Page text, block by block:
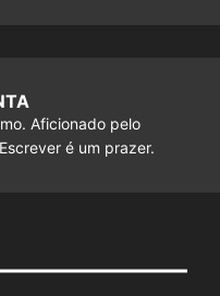
Aficionado pelo
é um prazer.